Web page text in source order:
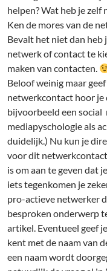
helpen? Wat heb je zelf
Ken de mores van de
Bevalt het niet dan heb
netwerk of contact te
maken van contacten.
Beloof weinig maar
netwerkcontact hoor je
bijvoorbeeld een
mediapyschologie als
duidelijk.) Nu kun je
voor dit
is om aan te geven dat
iets tegenkomen je
pro-actieve netwerker
besproken onderwerp
artikel. Eventueel geef
kent met de naam van
een naam wordt